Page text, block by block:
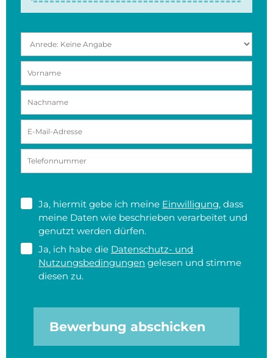
Ja, hiermit gebe ich meine Einwilligung, dass
meine Daten wie beschrieben verarbeitet und
genutzt werden dürfen.
Ja, ich habe die Datenschutz- und
Nutzungsbedingungen gelesen und stimme
diesen zu.
Bewerbung abschicken